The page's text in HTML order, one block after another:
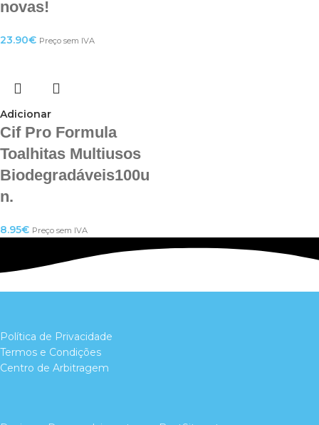
novas!
23.90€ Preço sem IVA
Adicionar
Cif Pro Formula
Toalhitas Multiusos
Biodegradáveis100u
n.
8.95€ Preço sem IVA
Política de Privacidade
Termos e Condições
Centro de Arbitragem